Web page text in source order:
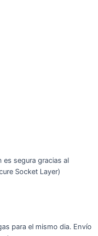
es segura gracias al
Socket Layer)
para el mismo dia. Envío